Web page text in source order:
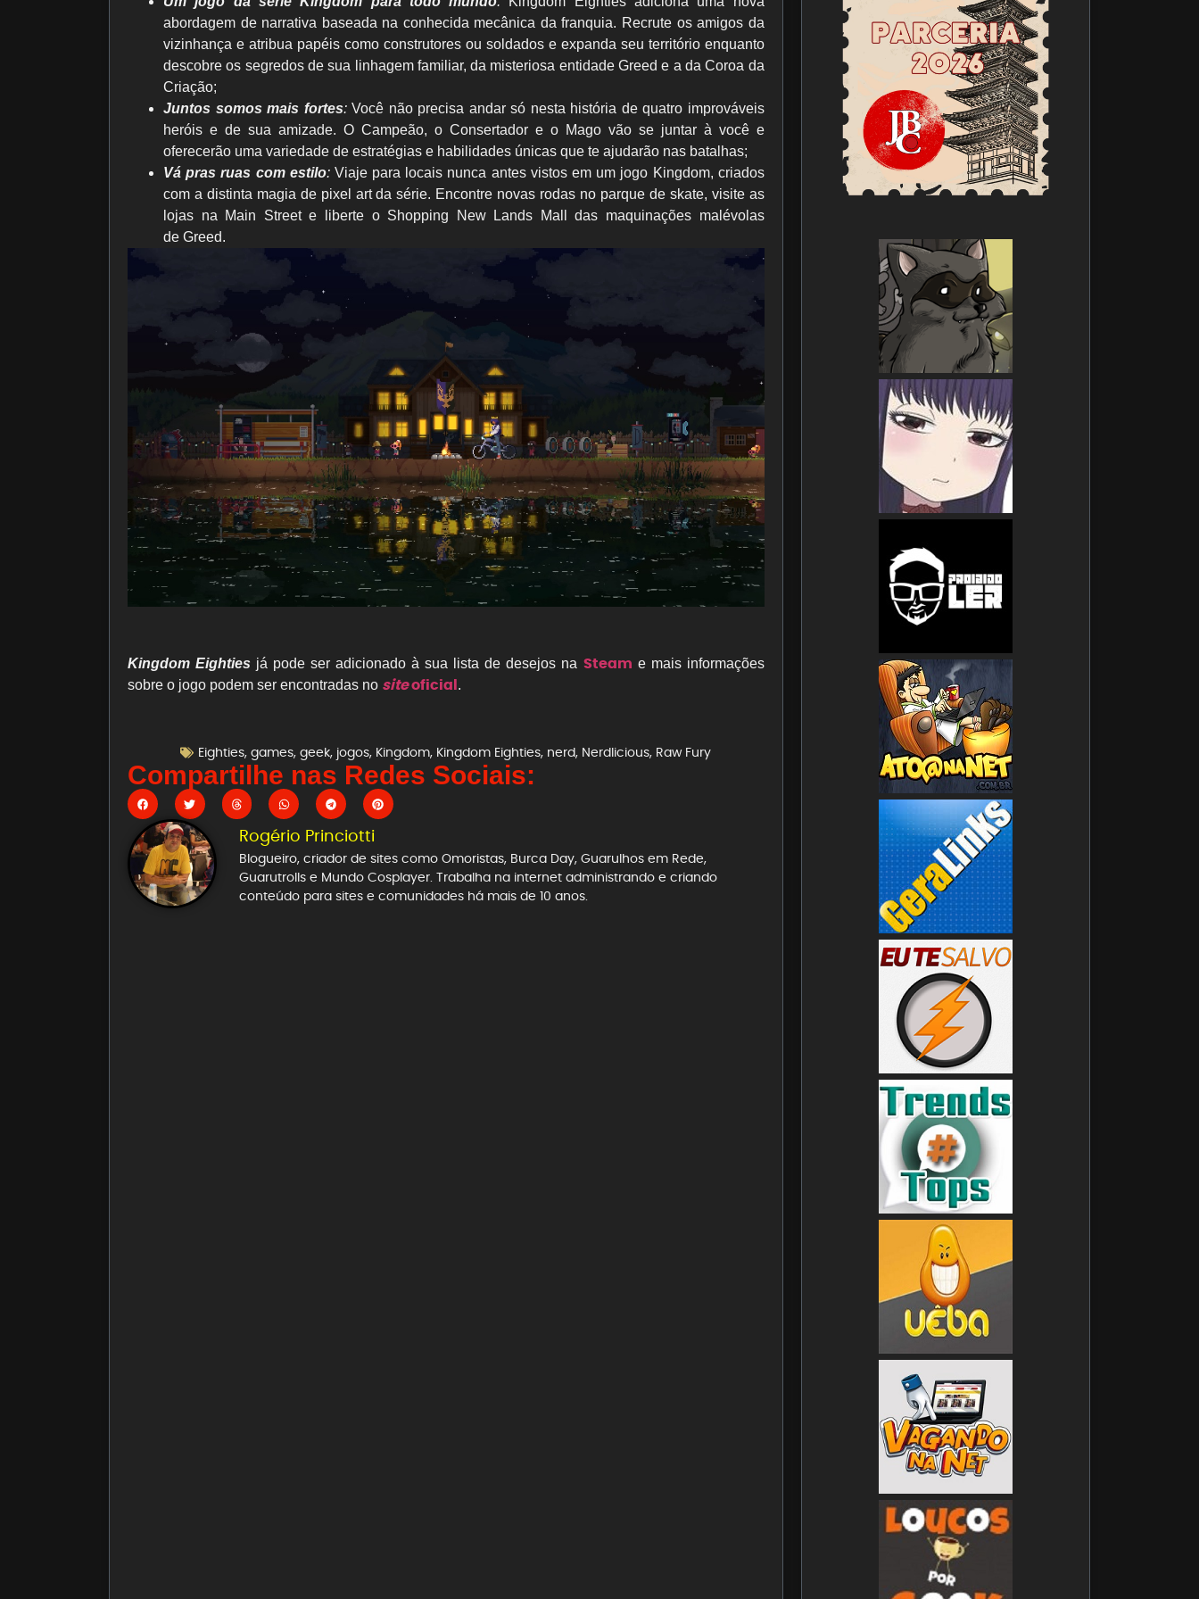
abordagem de narrativa baseada na conhecida mecânica da franquia. Recrute os amigos da
vizinhança e atribua papéis como construtores ou soldados e expanda seu território enquanto
descobre os segredos de sua linhagem familiar, da misteriosa entidade Greed e a da Coroa da
Criação;
Juntos somos mais fortes:Você não precisa andar só nesta história de quatro improváveis
heróis e de sua amizade. O Campeão, o Consertador e o Mago vão se juntar à você e
oferecerão uma variedade de estratégias e habilidades únicas que te ajudarão nas batalhas;
Vá pras ruas com estilo:Viaje para locais nunca antes vistos em um jogo Kingdom, criados
com a distinta magia de pixel art da série. Encontre novas rodas no parque de skate, visite as
lojas na Main Street e liberte o Shopping New Lands Mall das maquinações malévolas
de Greed.
Kingdom Eighties já pode ser adicionado à sua lista de desejos na Steam e mais informações
sobre o jogo podem ser encontradas no siteoficial.
Eighties,games,geek, jogos, Kingdom, Kingdom Eighties, nerd, Nerdlicious, Raw Fury
Compartilhe nas Redes Sociais:
Rogério Princiotti
Blogueiro, criador de sites como Omoristas, Burca Day, Guarulhos em Rede,
Guarutrolls e Mundo Cosplayer. Trabalha na internet administrando e criando
conteúdo para sites e comunidades há mais de 10 anos.